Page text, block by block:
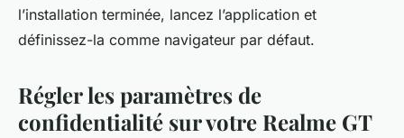
l’installation terminée, lancez l’application et
définissez-la comme navigateur par défaut.
Régler les paramètres de
confidentialité sur votre Realme GT